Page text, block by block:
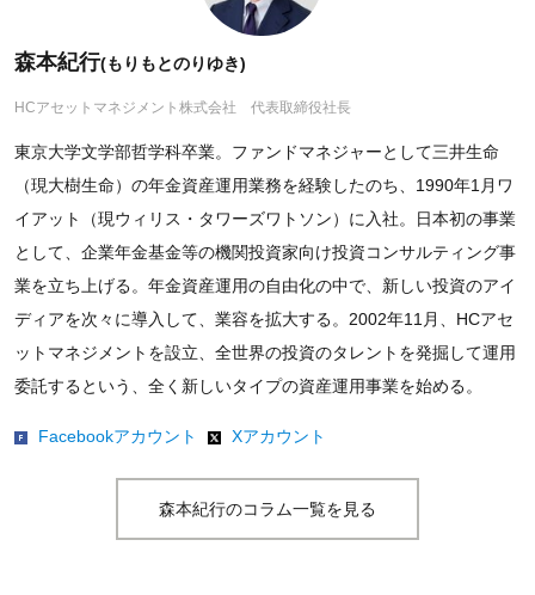
森本紀行(もりもとのりゆき)
HCアセットマネジメント株式会社 代表取締役社長
東京大学文学部哲学科卒業。ファンドマネジャーとして三井生命
（現大樹生命）の年金資産運用業務を経験したのち、1990年1月ワ
イアット（現ウィリス・タワーズワトソン）に入社。日本初の事業
として、企業年金基金等の機関投資家向け投資コンサルティング事
業を立ち上げる。年金資産運用の自由化の中で、新しい投資のアイ
ディアを次々に導入して、業容を拡大する。2002年11月、HCアセ
ットマネジメントを設立、全世界の投資のタレントを発掘して運用
委託するという、全く新しいタイプの資産運用事業を始める。
Facebookアカウント Xアカウント
森本紀行のコラム一覧を見る